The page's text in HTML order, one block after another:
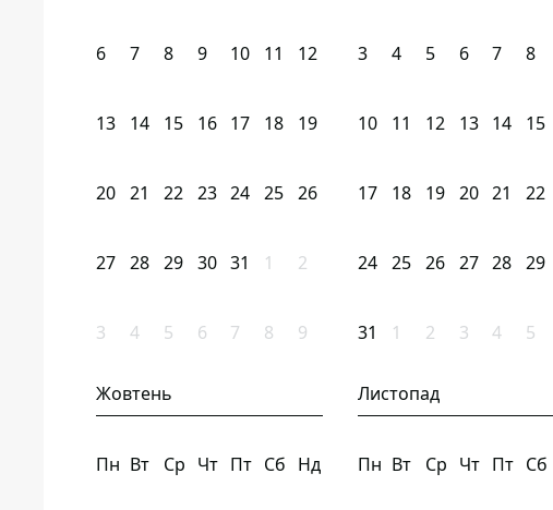
6 7 8 9 10 11 12
13 14 15 16 17 18 19
20 21 22 23 24 25 26
27 28 29 30 31 1 2
3 4 5 6 7 8 9
3 4 5 6 7 8
10 11 12 13 14 15
17 18 19 20 21 22
24 25 26 27 28 29
31 1 2 3 4 5
Жовтень
Пн Вт Ср Чт Пт Сб Нд
Листопад
Пн Вт Ср Чт Пт Сб